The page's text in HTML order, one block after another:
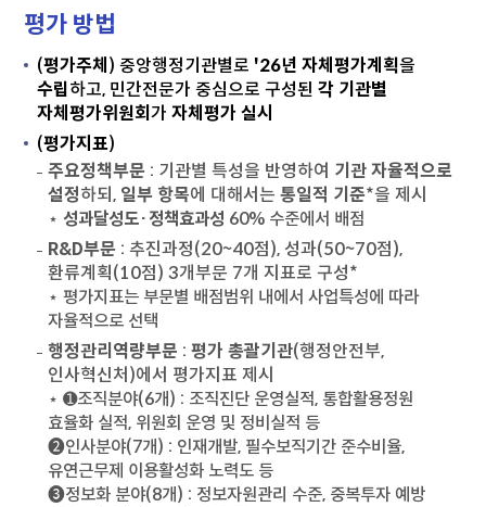
평가 방법
(평가주체) 중앙행정기관별로 '26년 자체평가계획을
수립하고, 민간전문가 중심으로 구성된 각 기관별
자체평가위원회가 자체평가 실시
(평가지표)
주요정책부문 : 기관별 특성을 반영하여 기관 자율적으로
설정하되, 일부 항목에 대해서는 통일적 기준*을 제시
⋆ 성과달성도·정책효과성 60% 수준에서 배점
R&D부문 : 추진과정(20~40점), 성과(50~70점),
환류계획(10점) 3개부문 7개 지표로 구성*
⋆ 평가지표는 부문별 배점범위 내에서 사업특성에 따라
자율적으로 선택
행정관리역량부문 : 평가 총괄기관(행정안전부,
인사혁신처)에서 평가지표 제시
⋆ ➊조직분야(6개) : 조직진단 운영실적, 통합활용정원
효율화 실적, 위원회 운영 및 정비실적 등
➋인사분야(7개) : 인재개발, 필수보직기간 준수비율,
유연근무제 이용활성화 노력도 등
➌정보화 분야(8개) : 정보자원관리 수준, 중복투자 예방